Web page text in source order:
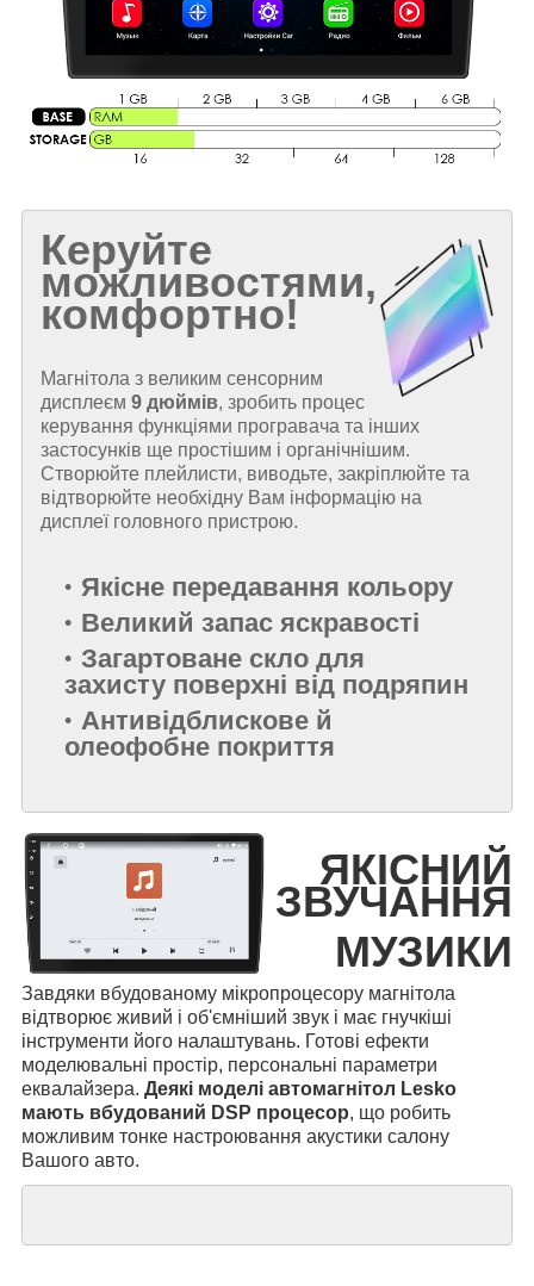
Керуйте
можливостями,
комфортно!
Магнітола з великим сенсорним
дисплеєм 9 дюймів, зробить процес
керування функціями програвача та інших
застосунків ще простішим і органічнішим.
Створюйте плейлисти, виводьте, закріплюйте та
відтворюйте необхідну Вам інформацію на
дисплеї головного пристрою.
Якісне передавання кольору
Великий запас яскравості
Загартоване скло для
захисту поверхні від подряпин
Антивідблискове й
олеофобне покриття
ЯКІСНИЙ
ЗВУЧАННЯ
МУЗИКИ
Завдяки вбудованому мікропроцесору магнітола
відтворює живий і об'ємніший звук і має гнучкіші
інструменти його налаштувань. Готові ефекти
моделювальні простір, персональні параметри
еквалайзера. Деякі моделі автомагнітол Lesko
мають вбудований DSP процесор, що робить
можливим тонке настроювання акустики салону
Вашого авто.